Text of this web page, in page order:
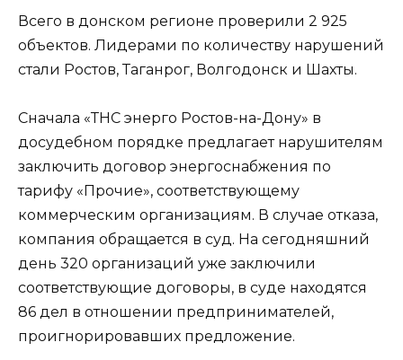
Всего в донском регионе проверили 2 925
объектов. Лидерами по количеству нарушений
стали Ростов, Таганрог, Волгодонск и Шахты.
Сначала «ТНС энерго Ростов-на-Дону» в
досудебном порядке предлагает нарушителям
заключить договор энергоснабжения по
тарифу «Прочие», соответствующему
коммерческим организациям. В случае отказа,
компания обращается в суд. На сегодняшний
день 320 организаций уже заключили
соответствующие договоры, в суде находятся
86 дел в отношении предпринимателей,
проигнорировавших предложение.